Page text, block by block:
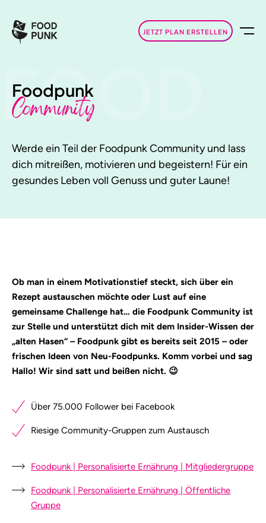
JETZT PLAN ERSTELLEN
FOOD
Foodpunk
Community
Werde ein Teil der Foodpunk Community und lass
dich mitreißen, motivieren und begeistern! Für ein
gesundes Leben voll Genuss und guter Laune!
Ob man in einem Motivationstief steckt, sich über ein
Rezept austauschen möchte oder Lust auf eine
gemeinsame Challenge hat… die Foodpunk Community ist
zur Stelle und unterstützt dich mit dem Insider-Wissen der
„alten Hasen“ – Foodpunk gibt es bereits seit 2015 – oder
frischen Ideen von Neu-Foodpunks. Komm vorbei und sag
Hallo! Wir sind satt und beißen nicht. 😉
Über 75.000 Follower bei Facebook
Riesige Community-Gruppen zum Austausch
Foodpunk | Personalisierte Ernährung | Mitgliedergruppe
Foodpunk | Personalisierte Ernährung | Öffentliche
Gruppe